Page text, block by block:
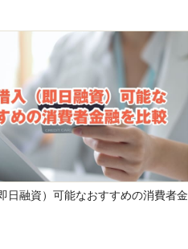
日融資）可能なおすすめの消費者金